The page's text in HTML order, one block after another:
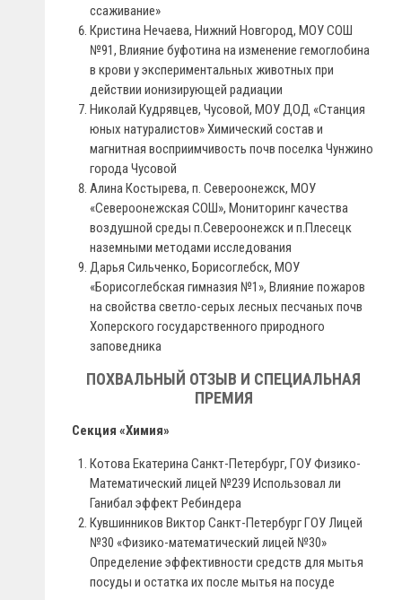
ссаживание»
Кристина Нечаева, Нижний Новгород, МОУ СОШ
№91, Влияние буфотина на изменение гемоглобина
в крови у экспериментальных животных при
действии ионизирующей радиации
Николай Кудрявцев, Чусовой, МОУ ДОД «Станция
юных натуралистов» Химический состав и
магнитная восприимчивость почв поселка Чунжино
города Чусовой
Алина Костырева, п. Североонежск, МОУ
«Североонежская СОШ», Мониторинг качества
воздушной среды п.Североонежск и п.Плесецк
наземными методами исследования
Дарья Сильченко, Борисоглебск, МОУ
«Борисоглебская гимназия №1», Влияние пожаров
на свойства светло-серых лесных песчаных почв
Хоперского государственного природного
заповедника
ПОХВАЛЬНЫЙ ОТЗЫВ И СПЕЦИАЛЬНАЯ
ПРЕМИЯ
Секция «Химия»
Котова Екатерина Санкт-Петербург, ГОУ Физико-
Математический лицей №239 Использовал ли
Ганибал эффект Ребиндера
Кувшинников Виктор Санкт-Петербург ГОУ Лицей
№30 «Физико-математический лицей №30»
Определение эффективности средств для мытья
посуды и остатка их после мытья на посуде